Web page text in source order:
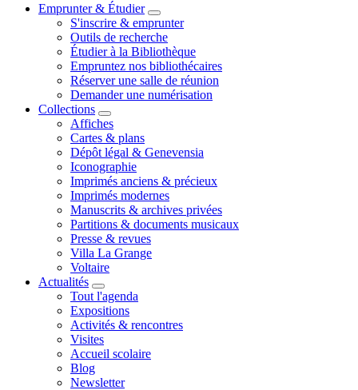
Emprunter & Étudier
S'inscrire & emprunter
Outils de recherche
Étudier à la Bibliothèque
Empruntez nos bibliothécaires
Réserver une salle de réunion
Demander une numérisation
Collections
Affiches
Cartes & plans
Dépôt légal & Genevensia
Iconographie
Imprimés anciens & précieux
Imprimés modernes
Manuscrits & archives privées
Partitions & documents musicaux
Presse & revues
Villa La Grange
Voltaire
Actualités
Tout l'agenda
Expositions
Activités & rencontres
Visites
Accueil scolaire
Blog
Newsletter